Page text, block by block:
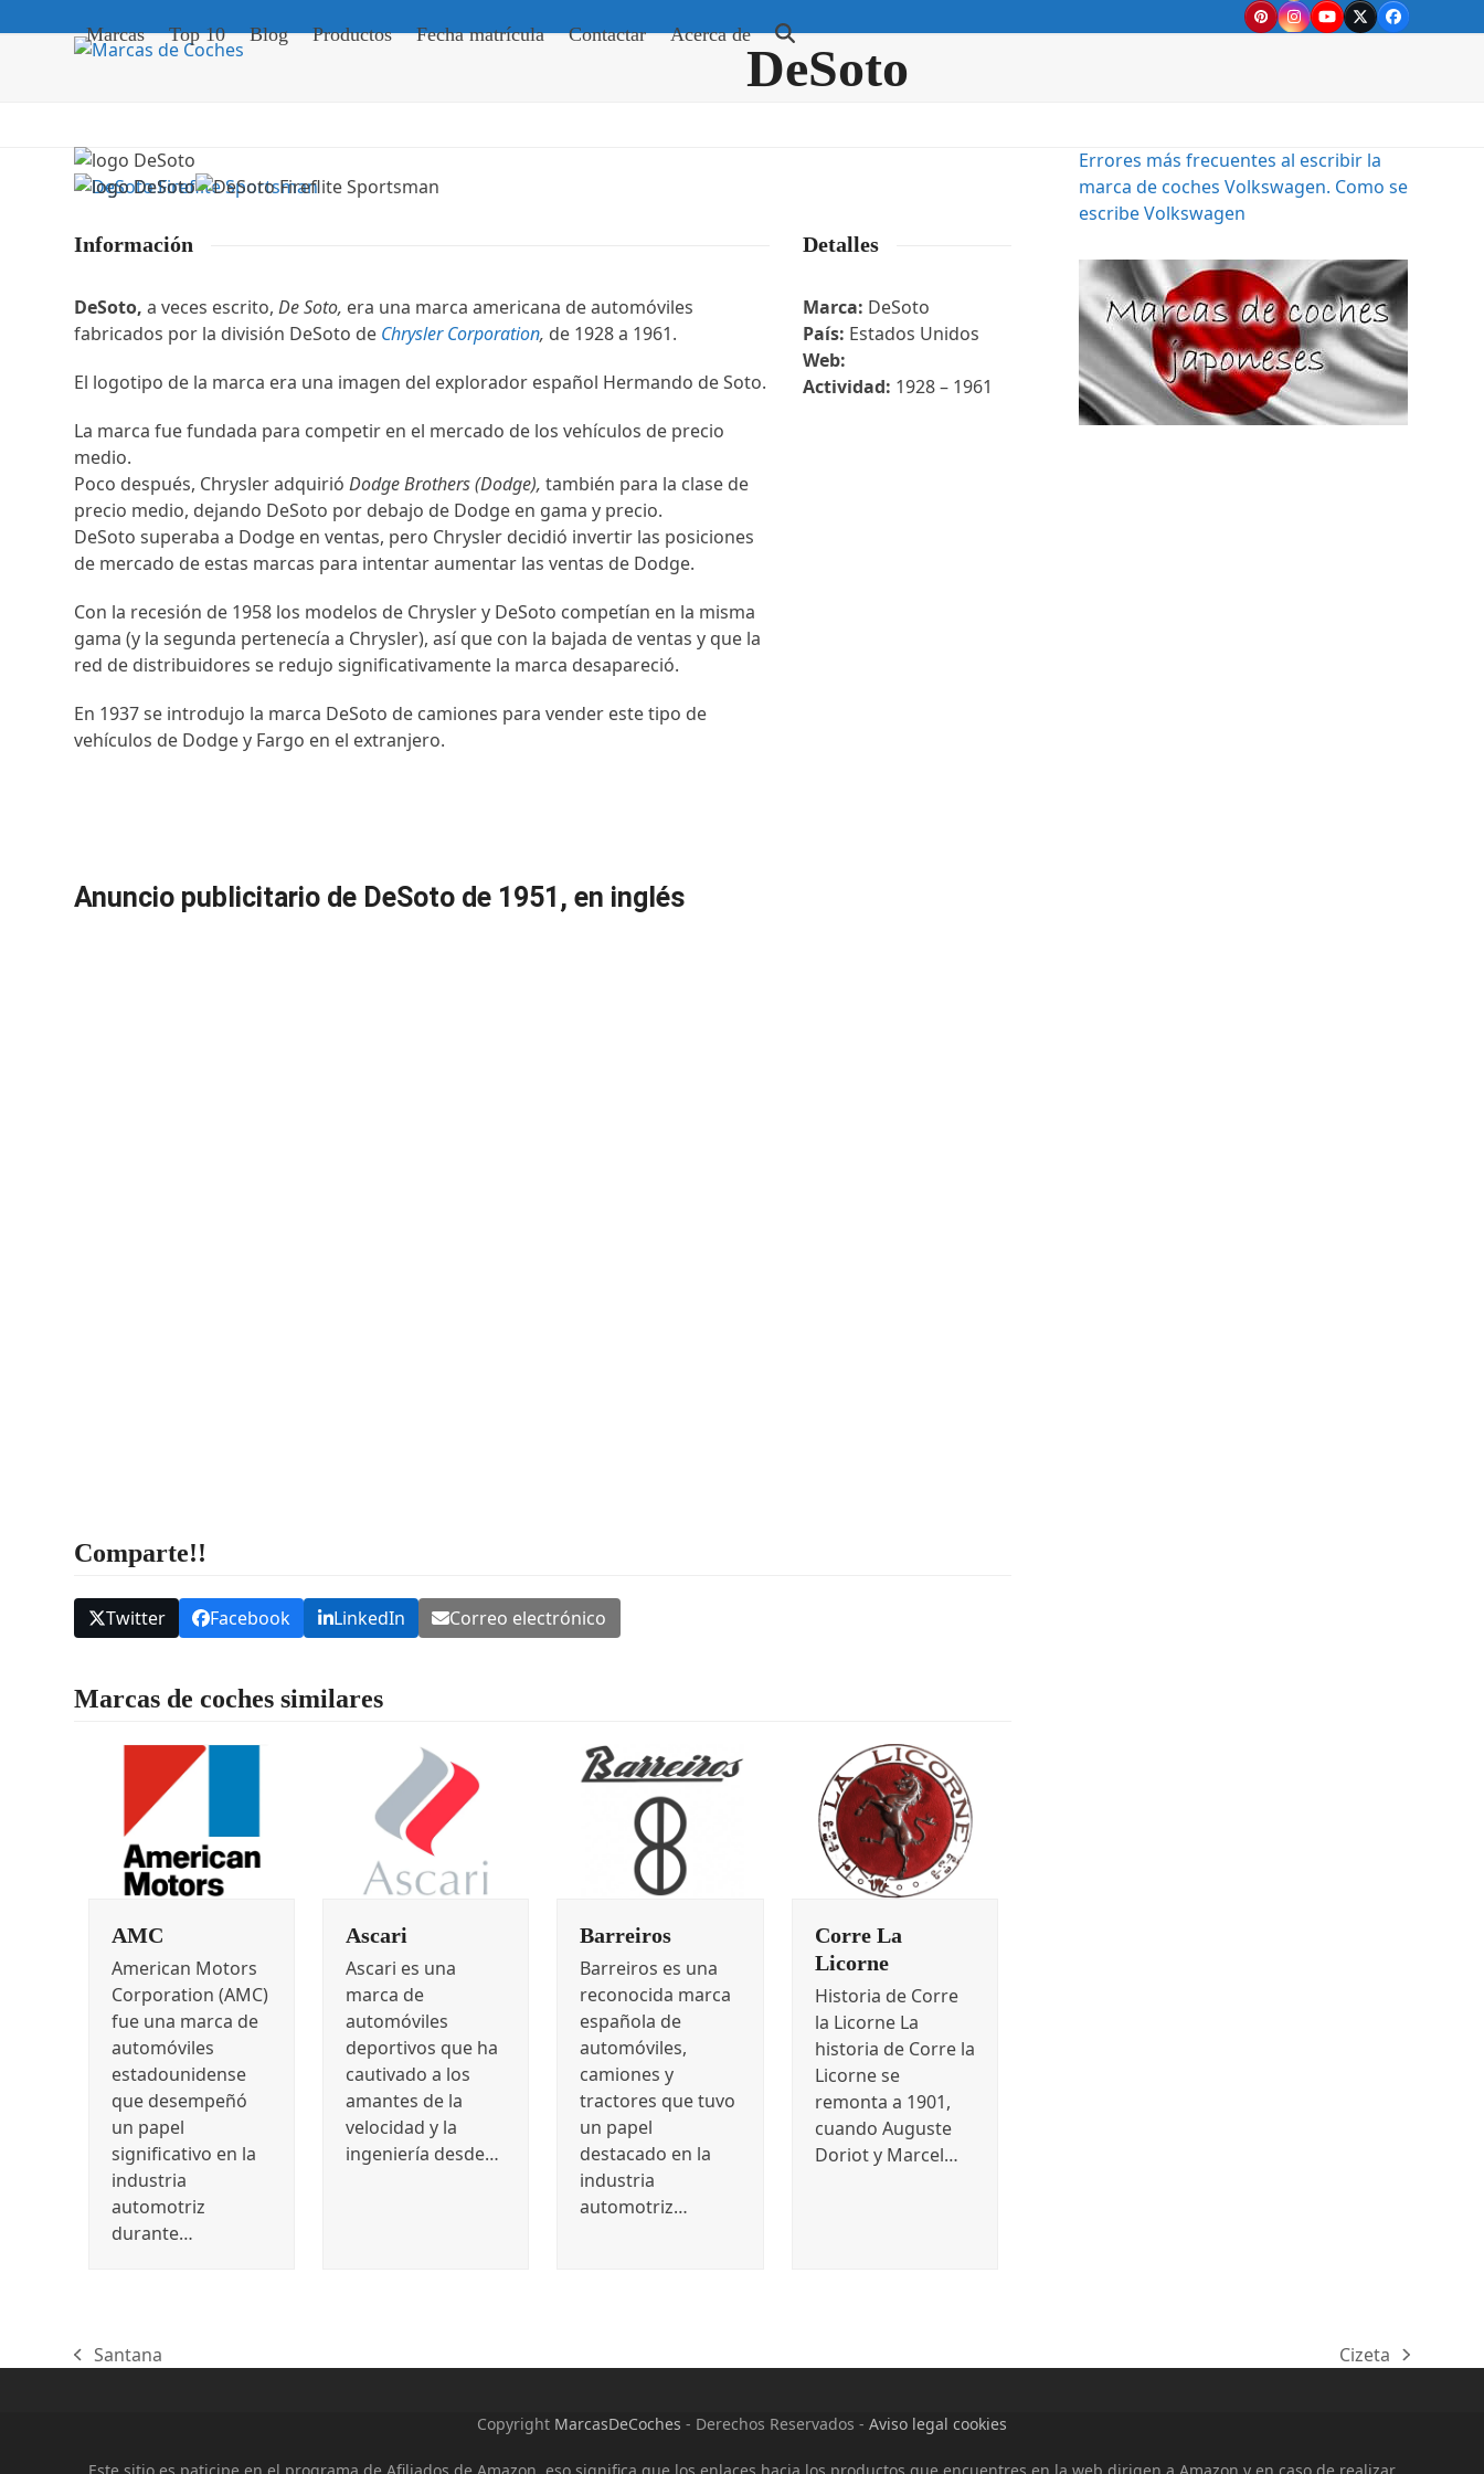
to
PinterestInstagram
YouTube
TwitterFacebook
Marcas Top 10 Blog Productos Fecha matrícula Contactar Acerca de
DeSoto
Información
DeSoto,a veces escrito,De Soto, era una marca americana de automóviles
fabricados por la división DeSoto de Chrysler Corporation, de 1928 a 1961.
El logotipo de la marca era una imagen del explorador español Hermando de Soto.
La marca fue fundada para competir en el mercado de los vehículos de precio
medio.
Poco después, Chrysler adquirióDodge Brothers (Dodge),también para la clase de
precio medio, dejando DeSoto por debajo de Dodge en gama y precio.
DeSoto superaba a Dodge en ventas, pero Chrysler decidió invertir las posiciones
de mercado de estas marcas para intentar aumentar las ventas de Dodge.
Con la recesión de 1958 los modelos de Chrysler y DeSoto competían en la misma
gama (y la segunda pertenecía a Chrysler), así que con la bajada de ventas y que la
red de distribuidores se redujo significativamente la marca desapareció.
En 1937 se introdujo la marca DeSoto de camiones para vender este tipo de
vehículos de Dodge y Fargo en el extranjero.
Detalles
Marca: DeSoto
País: Estados Unidos
Web:
Actividad: 1928 – 1961
Anuncio publicitario de DeSoto de 1951, en inglés
Comparte!!
Twitter Facebook LinkedIn Correo electrónico
Marcas de coches similares
AMC
American Motors
Corporation (AMC)
fue una marca de
automóviles
estadounidense
que desempeñó
un papel
significativo en la
industria
automotriz
durante…
Ascari
Ascari es una
marca de
automóviles
deportivos que ha
cautivado a los
amantes de la
velocidad y la
ingeniería desde…
Barreiros
Barreiros es una
reconocida marca
española de
automóviles,
camiones y
tractores que tuvo
un papel
destacado en la
industria
automotriz…
Corre La
Licorne
Historia de Corre
la Licorne La
historia de Corre la
Licorne se
remonta a 1901,
cuando Auguste
Doriot y Marcel…
Errores más frecuentes al escribir la
marca de coches Volkswagen. Como se
escribe Volkswagen
previous
Santana
next
Cizeta
Copyright MarcasDeCoches - Derechos Reservados - Aviso legal cookies